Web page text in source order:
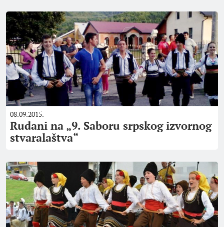
08.09.2015.
Ruđani na „9. Saboru srpskog izvornog
stvaralaštva“